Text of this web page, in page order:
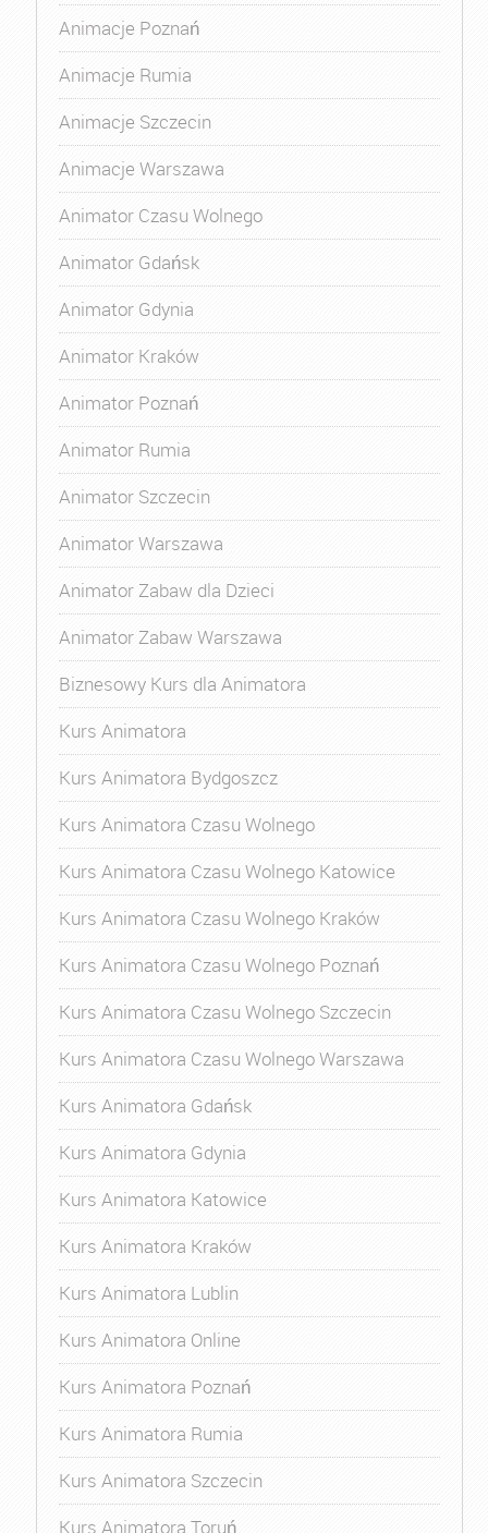
Animacje Poznań
Animacje Rumia
Animacje Szczecin
Animacje Warszawa
Animator Czasu Wolnego
Animator Gdańsk
Animator Gdynia
Animator Kraków
Animator Poznań
Animator Rumia
Animator Szczecin
Animator Warszawa
Animator Zabaw dla Dzieci
Animator Zabaw Warszawa
Biznesowy Kurs dla Animatora
Kurs Animatora
Kurs Animatora Bydgoszcz
Kurs Animatora Czasu Wolnego
Kurs Animatora Czasu Wolnego Katowice
Kurs Animatora Czasu Wolnego Kraków
Kurs Animatora Czasu Wolnego Poznań
Kurs Animatora Czasu Wolnego Szczecin
Kurs Animatora Czasu Wolnego Warszawa
Kurs Animatora Gdańsk
Kurs Animatora Gdynia
Kurs Animatora Katowice
Kurs Animatora Kraków
Kurs Animatora Lublin
Kurs Animatora Online
Kurs Animatora Poznań
Kurs Animatora Rumia
Kurs Animatora Szczecin
Kurs Animatora Toruń